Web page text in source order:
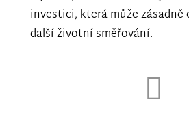
investici, která může
další životní směřování.